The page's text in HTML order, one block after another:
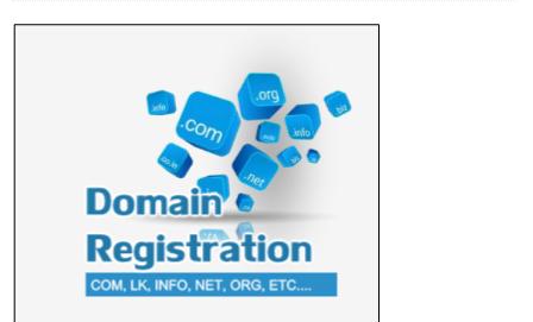
பணிகளை முன்னெடுத்து வரும் புதிய ...